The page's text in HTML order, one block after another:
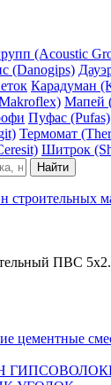
(Acoustic
(Danogips)
Карадуман
Мапей
Пуфас (Pufas)
Термомат
Шитрок
строительных
ПВС
цементные